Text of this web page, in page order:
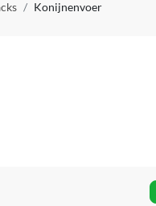
Konijnenvoer